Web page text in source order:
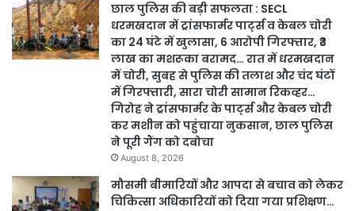
छाल पुलिस की बड़ी सफलता : SECL
धरमखदान में ट्रांसफार्मर पार्ट्स व केबल चोरी
का 24 घंटे में खुलासा, 6 आरोपी गिरफ्तार, ₹3
लाख का मशरूका बरामद… रात में धरमखदान
में चोरी, सुबह से पुलिस की तलाश और चंद घंटों
में गिरफ्तारी, सारा चोरी सामान रिकव्हर…
गिरोह ने ट्रांसफार्मर के पार्ट्स और केबल चोरी
कर मशीन को पहुंचाया नुकसान, छाल पुलिस
ने पूरी गैंग को दबोचा
August 8, 2026
मौसमी बीमारियों और आपदा से बचाव को लेकर
चिकित्सा अधिकारियों को दिया गया प्रशिक्षण…